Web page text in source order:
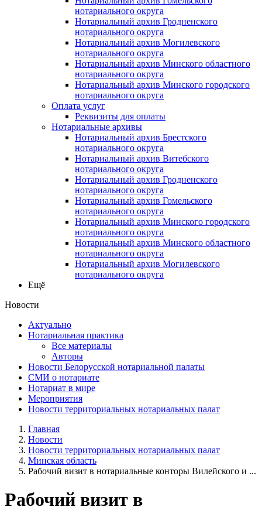
нотариального округа
Нотариальный архив Гродненского
нотариального округа
Нотариальный архив Могилевского
нотариального округа
Нотариальный архив Минского областного
нотариального округа
Нотариальный архив Минского городского
нотариального округа
Оплата услуг
Реквизиты для оплаты
Нотариальные архивы
Нотариальный архив Брестского
нотариального округа
Нотариальный архив Витебского
нотариального округа
Нотариальный архив Гродненского
нотариального округа
Нотариальный архив Гомельского
нотариального округа
Нотариальный архив Минского городского
нотариального округа
Нотариальный архив Минского областного
нотариального округа
Нотариальный архив Могилевского
нотариального округа
Ещё
Новости
Актуально
Нотариальная практика
Все материалы
Авторы
Новости Белорусской нотариальной палаты
СМИ о нотариате
Нотариат в мире
Мероприятия
Новости территориальных нотариальных палат
Главная
Новости
Новости территориальных нотариальных палат
Минская область
Рабочий визит в нотариальные конторы Вилейского и ...
Рабочий визит в